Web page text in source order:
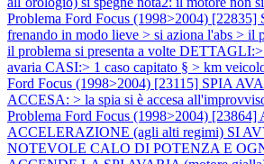
Problema Ford Focus (1998>2004)
frenando in modo lieve > si aziona l'abs > il
il problema si presenta a volte
avaria CASI:> 1 caso capitato § > km
Ford Focus (1998>2004) [23115] SPIA
ACCESA: > la spia si è accesa
Problema Ford Focus (1998>2004)
ACCELERAZIONE (agli alti regimi) SI
NOTEVOLE CALO DI POTENZA E